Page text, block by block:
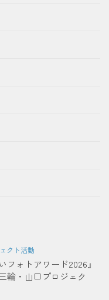
クト活動
フォトアワード2026』
輪・山口プロジェク